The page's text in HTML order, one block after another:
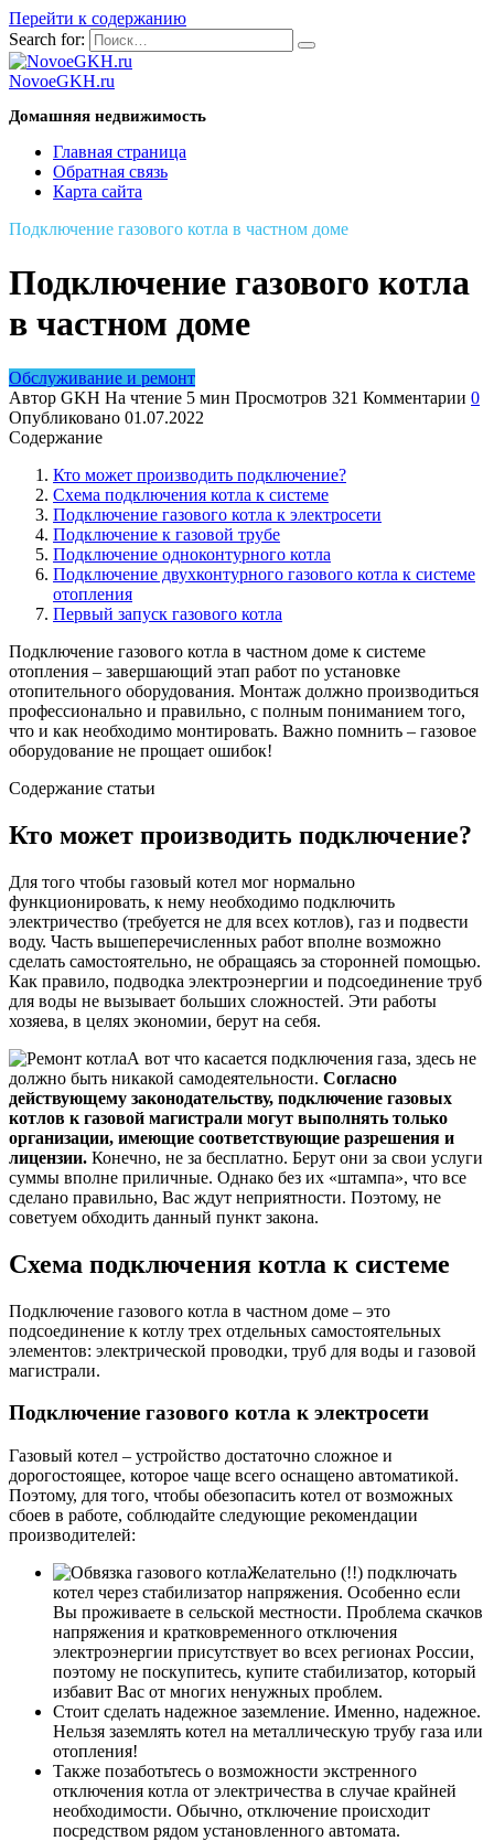
Перейти к содержанию
Search for:
NovoeGKH.ru
Домашняя недвижимость
Главная страница
Обратная связь
Карта сайта
Подключение газового котла в частном доме
Подключение газового котла
в частном доме
Обслуживание и ремонт
Автор GKH На чтение 5 мин Просмотров 321 Комментарии 0
Опубликовано 01.07.2022
Содержание
Кто может производить подключение?
Схема подключения котла к системе
Подключение газового котла к электросети
Подключение к газовой трубе
Подключение одноконтурного котла
Подключение двухконтурного газового котла к системе
отопления
Первый запуск газового котла
Подключение газового котла в частном доме к системе
отопления – завершающий этап работ по установке
отопительного оборудования. Монтаж должно производиться
профессионально и правильно, с полным пониманием того,
что и как необходимо монтировать. Важно помнить – газовое
оборудование не прощает ошибок!
Содержание статьи
Кто может производить подключение?
Для того чтобы газовый котел мог нормально
функционировать, к нему необходимо подключить
электричество (требуется не для всех котлов), газ и подвести
воду. Часть вышеперечисленных работ вполне возможно
сделать самостоятельно, не обращаясь за сторонней помощью.
Как правило, подводка электроэнергии и подсоединение труб
для воды не вызывает больших сложностей. Эти работы
хозяева, в целях экономии, берут на себя.
А вот что касается подключения газа, здесь не
должно быть никакой самодеятельности. Согласно
действующему законодательству, подключение газовых
котлов к газовой магистрали могут выполнять только
организации, имеющие соответствующие разрешения и
лицензии. Конечно, не за бесплатно. Берут они за свои услуги
суммы вполне приличные. Однако без их «штампа», что все
сделано правильно, Вас ждут неприятности. Поэтому, не
советуем обходить данный пункт закона.
Схема подключения котла к системе
Подключение газового котла в частном доме – это
подсоединение к котлу трех отдельных самостоятельных
элементов: электрической проводки, труб для воды и газовой
магистрали.
Подключение газового котла к электросети
Газовый котел – устройство достаточно сложное и
дорогостоящее, которое чаще всего оснащено автоматикой.
Поэтому, для того, чтобы обезопасить котел от возможных
сбоев в работе, соблюдайте следующие рекомендации
производителей:
Желательно (!!) подключать
котел через стабилизатор напряжения. Особенно если
Вы проживаете в сельской местности. Проблема скачков
напряжения и кратковременного отключения
электроэнергии присутствует во всех регионах России,
поэтому не поскупитесь, купите стабилизатор, который
избавит Вас от многих ненужных проблем.
Стоит сделать надежное заземление. Именно, надежное.
Нельзя заземлять котел на металлическую трубу газа или
отопления!
Также позаботьтесь о возможности экстренного
отключения котла от электричества в случае крайней
необходимости. Обычно, отключение происходит
посредством рядом установленного автомата.